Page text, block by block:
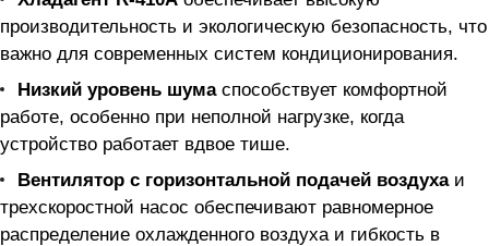
производительность и экологическую безопасность, что
важно для современных систем кондиционирования.
Низкий уровень шумаспособствует комфортной
работе, особенно при неполной нагрузке, когда
устройство работает вдвое тише.
Вентилятор с горизонтальной подачей воздухаи
трехскоростной насос обеспечивают равномерное
распределение охлажденного воздуха и гибкость в